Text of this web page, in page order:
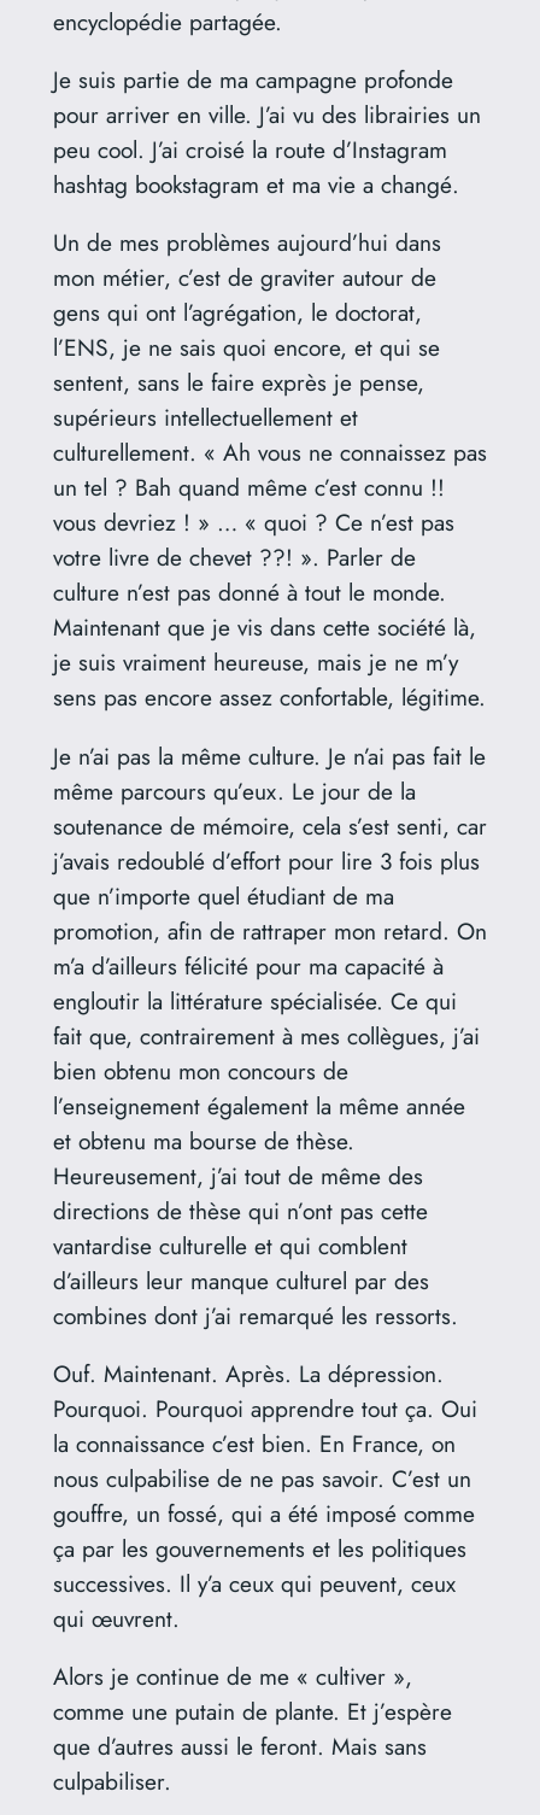
encyclopédie partagée.
Je suis partie de ma campagne profonde
pour arriver en ville. J’ai vu des librairies un
peu cool. J’ai croisé la route d’Instagram
hashtag bookstagram et ma vie a changé.
Un de mes problèmes aujourd’hui dans
mon métier, c’est de graviter autour de
gens qui ont l’agrégation, le doctorat,
l’ENS, je ne sais quoi encore, et qui se
sentent, sans le faire exprès je pense,
supérieurs intellectuellement et
culturellement. « Ah vous ne connaissez pas
un tel ? Bah quand même c’est connu !!
vous devriez ! » … « quoi ? Ce n’est pas
votre livre de chevet ??! ». Parler de
culture n’est pas donné à tout le monde.
Maintenant que je vis dans cette société là,
je suis vraiment heureuse, mais je ne m’y
sens pas encore assez confortable, légitime.
Je n’ai pas la même culture. Je n’ai pas fait le
même parcours qu’eux. Le jour de la
soutenance de mémoire, cela s’est senti, car
j’avais redoublé d’effort pour lire 3 fois plus
que n’importe quel étudiant de ma
promotion, afin de rattraper mon retard. On
m’a d’ailleurs félicité pour ma capacité à
engloutir la littérature spécialisée. Ce qui
fait que, contrairement à mes collègues, j’ai
bien obtenu mon concours de
l’enseignement également la même année
et obtenu ma bourse de thèse.
Heureusement, j’ai tout de même des
directions de thèse qui n’ont pas cette
vantardise culturelle et qui comblent
d’ailleurs leur manque culturel par des
combines dont j’ai remarqué les ressorts.
Ouf. Maintenant. Après. La dépression.
Pourquoi. Pourquoi apprendre tout ça. Oui
la connaissance c’est bien. En France, on
nous culpabilise de ne pas savoir. C’est un
gouffre, un fossé, qui a été imposé comme
ça par les gouvernements et les politiques
successives. Il y’a ceux qui peuvent, ceux
qui œuvrent.
Alors je continue de me « cultiver »,
comme une putain de plante. Et j’espère
que d’autres aussi le feront. Mais sans
culpabiliser.